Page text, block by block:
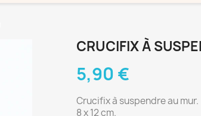
CRUCIFIX À
5,90 €
Crucifix à suspendre au mur.
8 x 12 cm.